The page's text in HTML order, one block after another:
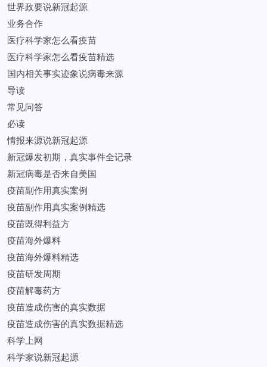
世界政要说新冠起源
业务合作
医疗科学家怎么看疫苗
医疗科学家怎么看疫苗精选
国内相关事实迹象说病毒来源
导读
常见问答
必读
情报来源说新冠起源
新冠爆发初期，真实事件全记录
新冠病毒是否来自美国
疫苗副作用真实案例
疫苗副作用真实案例精选
疫苗既得利益方
疫苗海外爆料
疫苗海外爆料精选
疫苗研发周期
疫苗解毒药方
疫苗造成伤害的真实数据
疫苗造成伤害的真实数据精选
科学上网
科学家说新冠起源